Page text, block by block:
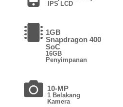
IPS LCD
1GB
Snapdragon 400
SoC
16GB
Penyimpanan
10-MP
1 Belakang
Kamera